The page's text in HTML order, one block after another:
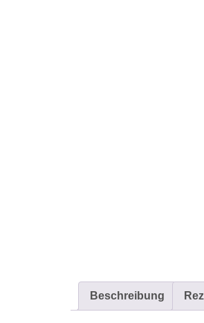
Beschreibung